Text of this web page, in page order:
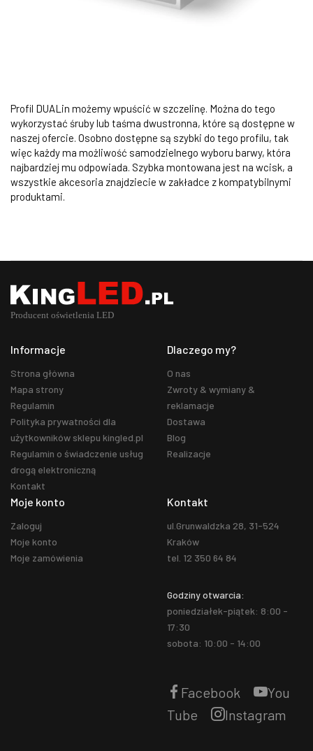
Profil DUALin możemy wpuścić w szczelinę. Można do tego
wykorzystać śruby lub taśma dwustronna, które są dostępne w
naszej ofercie. Osobno dostępne są szybki do tego profilu, tak
więc każdy ma możliwość samodzielnego wyboru barwy, która
najbardziej mu odpowiada. Szybka montowana jest na wcisk, a
wszystkie akcesoria znajdziecie w zakładce z kompatybilnymi
produktami.
Informacje
Strona główna
Mapa strony
Regulamin
Polityka prywatności dla
użytkowników sklepu kingled.pl
Regulamin o świadczenie usług
drogą elektroniczną
Kontakt
Dlaczego my?
O nas
Zwroty & wymiany &
reklamacje
Dostawa
Blog
Realizacje
Moje konto
Zaloguj
Moje konto
Moje zamówienia
Kontakt
ul.Grunwaldzka 28, 31-524
Kraków
tel. 12 350 64 84
Godziny otwarcia:
poniedziałek-piątek: 8:00 -
17:30
sobota: 10:00 - 14:00
Facebook
You
Tube
Instagram